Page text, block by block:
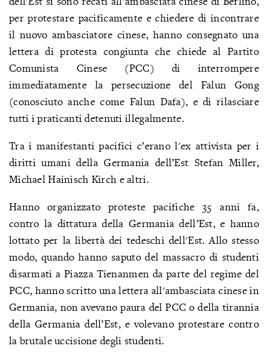
per protestare pacificamente e chiedere di incontrare
il nuovo ambasciatore cinese, hanno consegnato una
lettera di protesta congiunta che chiede al Partito
Comunista Cinese (PCC) di interrompere
immediatamente la persecuzione del Falun Gong
(conosciuto anche come Falun Dafa), e di rilasciare
tutti i praticanti detenuti illegalmente.
Tra i manifestanti pacifici c’erano l'ex attivista per i
diritti umani della Germania dell’Est Stefan Miller,
Michael Hainisch Kirch e altri.
Hanno organizzato proteste pacifiche 35 anni fa,
contro la dittatura della Germania dell’Est, e hanno
lottato per la libertà dei tedeschi dell'Est. Allo stesso
modo, quando hanno saputo del massacro di studenti
disarmati a Piazza Tienanmen da parte del regime del
PCC, hanno scritto una lettera all'ambasciata cinese in
Germania, non avevano paura del PCC o della tirannia
della Germania dell’Est, e volevano protestare contro
la brutale uccisione degli studenti.